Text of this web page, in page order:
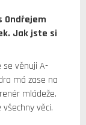
Ondřejem
Jak jste si
se věnuji A-
má zase na
mládeže.
věci.